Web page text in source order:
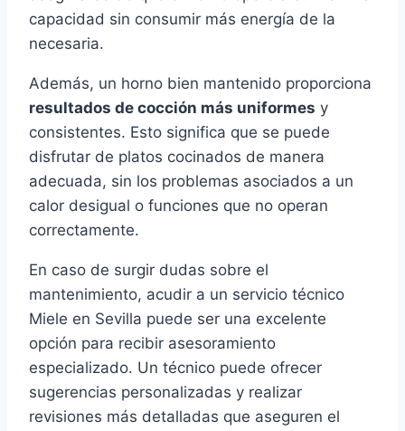
capacidad sin consumir más energía de la
necesaria.
Además, un horno bien mantenido proporciona
resultados de cocción más uniformes y
consistentes. Esto significa que se puede
disfrutar de platos cocinados de manera
adecuada, sin los problemas asociados a un
calor desigual o funciones que no operan
correctamente.
En caso de surgir dudas sobre el
mantenimiento, acudir a un servicio técnico
Miele en Sevilla puede ser una excelente
opción para recibir asesoramiento
especializado. Un técnico puede ofrecer
sugerencias personalizadas y realizar
revisiones más detalladas que aseguren el